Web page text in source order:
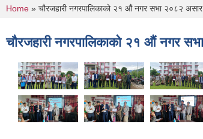
You are here
Home » चौरजहारी नगरपालिकाको २१ औं नगर सभा २०८२
चौरजहारी नगरपालिकाको २१ औं नगर